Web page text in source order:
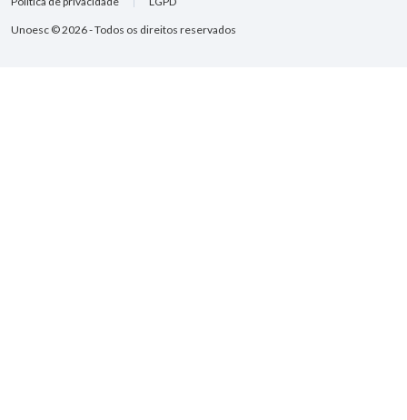
Unoesc © 2026 - Todos os direitos reservados